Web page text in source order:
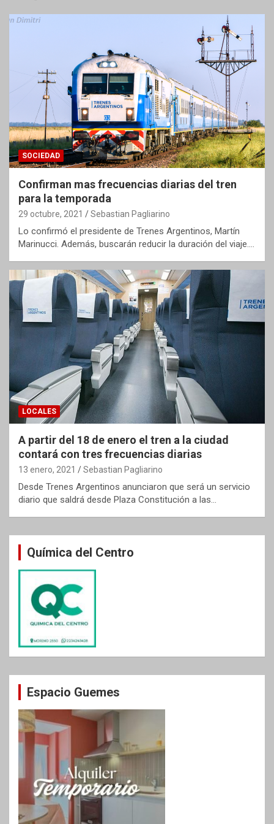
SOCIEDAD
Confirman mas frecuencias diarias del tren
para la temporada
29 octubre, 2021 Sebastian Pagliarino
Lo confirmó el presidente de Trenes Argentinos, Martín
Marinucci. Además, buscarán reducir la duración del viaje.…
LOCALES
A partir del 18 de enero el tren a la ciudad
contará con tres frecuencias diarias
13 enero, 2021 Sebastian Pagliarino
Desde Trenes Argentinos anunciaron que será un servicio
diario que saldrá desde Plaza Constitución a las…
Química del Centro
Espacio Guemes